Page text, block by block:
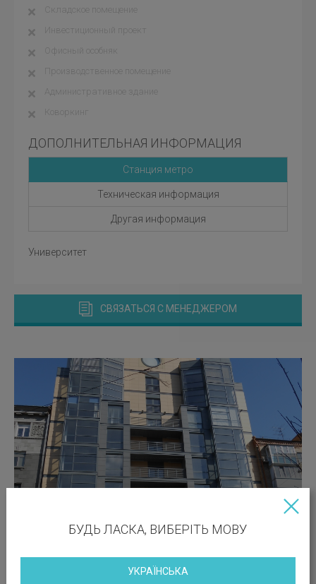
Складское помещение
Инвестиционный проект
Офисный особняк
Производственное помещение
Административное здание
Коворкинг
ДОПОЛНИТЕЛЬНАЯ ИНФОРМАЦИЯ
Станция метро
Техническая информация
Другая информация
Университет
СВЯЗАТЬСЯ С МЕНЕДЖЕРОМ
БУДЬ ЛАСКА, ВИБЕРІТЬ МОВУ
УКРАЇНСЬКА